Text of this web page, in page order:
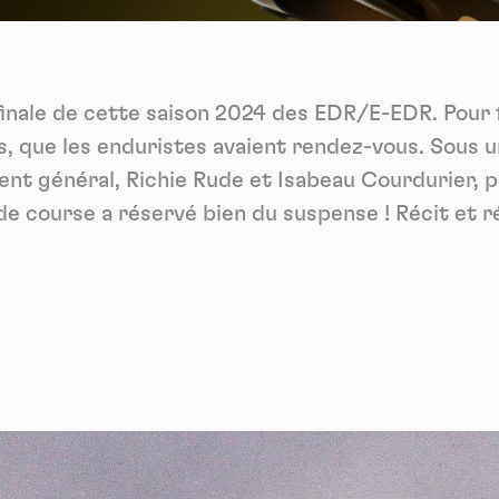
de cette saison 2024 des EDR/E-EDR.
que les enduristes avaient rendez-vous. Sous
général, Richie Rude et Isabeau Courdurier,
course a réservé bien du suspense ! Récit et
de recevoir cette lettre d'information et je comprends que je peux
Je m’abonne
Vidéos
Vimeo interdit - Ce service peut déposer 8 cookies.
Autoriser Interdire
YouTube interdit -Ce service peut déposer 4 cookies.